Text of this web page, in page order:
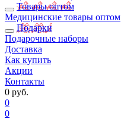
Товары оптом
Медицинские товары оптом
Подарки
Подарочные наборы
Доставка
Как купить
Акции
Контакты
0 руб.
0
0